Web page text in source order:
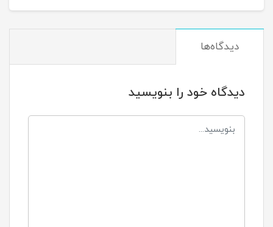
دیدگاه‌ها
دیدگاه خود را بنویسید